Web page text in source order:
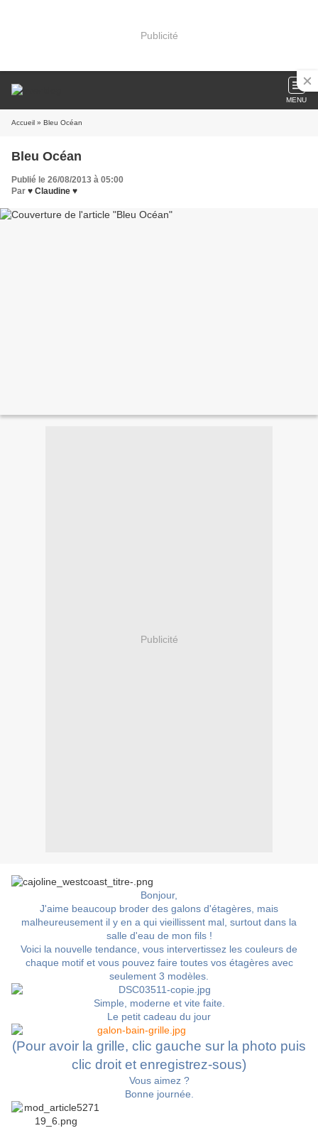
Publicité
MENU
Accueil » Bleu Océan
Bleu Océan
Publié le 26/08/2013 à 05:00
Par ♥ Claudine ♥
Publicité
Bonjour,
J'aime beaucoup broder des galons d'étagères, mais
malheureusement il y en a qui vieillissent mal, surtout dans la
salle d'eau de mon fils !
Voici la nouvelle tendance, vous intervertissez les couleurs de
chaque motif et vous pouvez faire toutes vos étagères avec
seulement 3 modèles.
Simple, moderne et vite faite.
Le petit cadeau du jour
(Pour avoir la grille, clic gauche sur la photo puis
clic droit et enregistrez-sous)
Vous aimez ?
Bonne journée.